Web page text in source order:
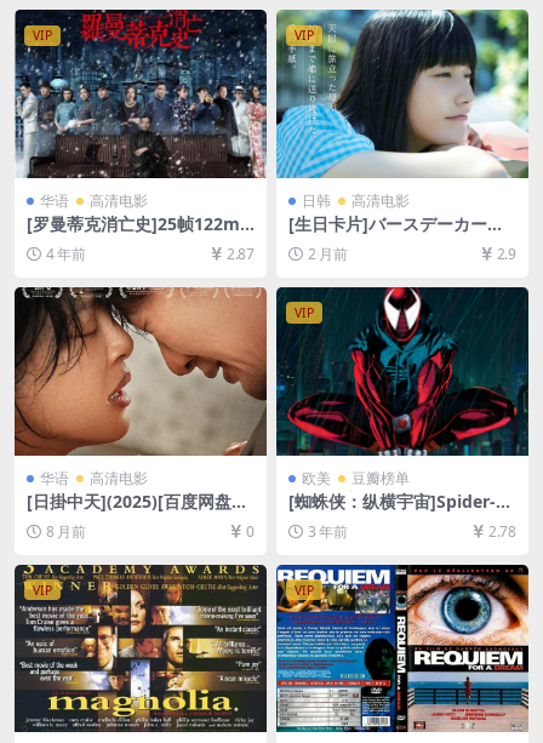
字幕]
VIP
华语 高清电影
[罗曼蒂克消亡史]25帧122mi
n 与24帧125min版本一致 (2
016)[百度网盘+迅雷云盘资源
1080P超清未删减][MP4/7G
B][中文字幕]
4 年前 2.87
VIP
日韩 高清电影
[生日卡片]バースデーカード
(2016)[百度网盘+夸克网盘10
80P超清未删减资源][网盘在
线播放/下载][MP4/8GB][中文
字幕]
2 月前 2.9
华语 高清电影
[日掛中天](2025)[百度网盘
+夸克网盘2160P超清未删减
资源][网盘在线播放/下载][MP
8 月前 0
VIP
欧美 豆瓣榜单
[蜘蛛侠：纵横宇宙]Spider-M
an: Across the Spider-Vers
e (2023)[百度网盘+迅雷云盘
8GB][中英字幕]
3 年前 2.78
VIP VIP